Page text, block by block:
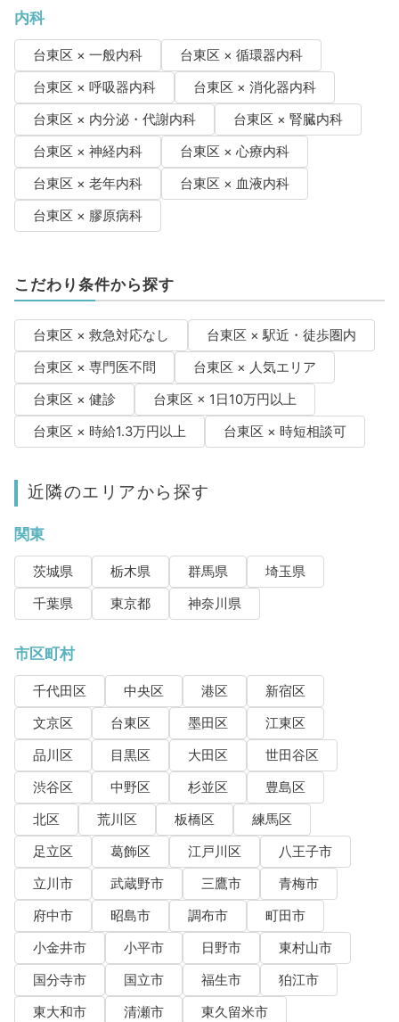
内科
台東区 × 一般内科
台東区 × 循環器内科
台東区 × 呼吸器内科
台東区 × 消化器内科
台東区 × 内分泌・代謝内科
台東区 × 腎臓内科
台東区 × 神経内科
台東区 × 心療内科
台東区 × 老年内科
台東区 × 血液内科
台東区 × 膠原病科
こだわり条件から探す
台東区 × 救急対応なし
台東区 × 駅近・徒歩圏内
台東区 × 専門医不問
台東区 × 人気エリア
台東区 × 健診
台東区 × 1日10万円以上
台東区 × 時給1.3万円以上
台東区 × 時短相談可
近隣のエリアから探す
関東
茨城県 栃木県 群馬県
埼玉県
千葉県
東京都 神奈川県
市区町村
千代田区 中央区 港区
新宿区
文京区
台東区 墨田区
江東区
品川区
目黒区 大田区
世田谷区
渋谷区
中野区 杉並区
豊島区
北区
荒川区 板橋区
練馬区
足立区
葛飾区 江戸川区
八王子市
立川市
武蔵野市 三鷹市
青梅市
府中市
昭島市 調布市
町田市
小金井市
小平市 日野市
東村山市
国分寺市
国立市 福生市
狛江市
東大和市
清瀬市
東久留米市